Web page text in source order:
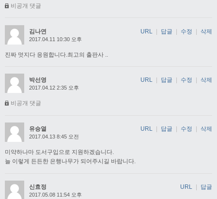
비공개 댓글
김나연
2017.04.11 10:30 오후
진짜 멋지다 응원합니다.최고의 출판사 ..
URL | 답글 | 수정 | 삭제
박선영
2017.04.12 2:35 오후
비공개 댓글
URL 답글 수정 삭제
유승열
2017.04.13 8:45 오전
미약하나마 도서구입으로 지원하겠습니다.
늘 이렇게 든든한 은행나무가 되어주시길 바랍니다.
URL 답글 수정 삭제
신효정
2017.05.08 11:54 오후
URL 답글